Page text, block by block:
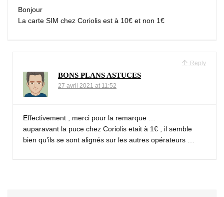
Bonjour
La carte SIM chez Coriolis est à 10€ et non 1€
Reply
BONS PLANS ASTUCES
27 avril 2021 at 11:52
Effectivement , merci pour la remarque …
auparavant la puce chez Coriolis etait à 1€ , il semble
bien qu’ils se sont alignés sur les autres opérateurs …